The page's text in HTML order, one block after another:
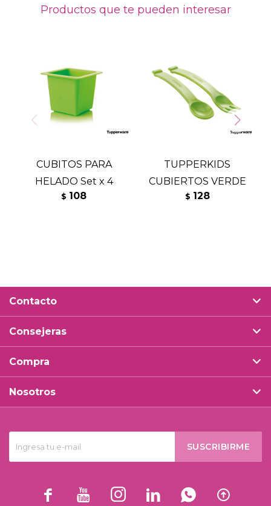
Productos que te pueden interesar
CUBITOS PARA
HELADO Set x 4
$ 108
TUPPERKIDS
CUBIERTOS VERDE
$ 128
SUSCRIBIRME
     
Contacto
Consejeras
Compra
Nosotros